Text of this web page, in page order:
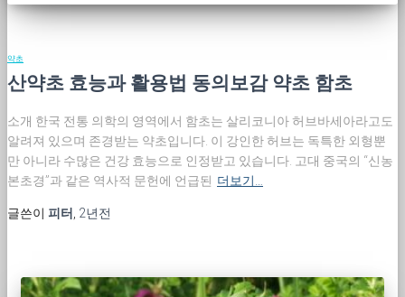
약초
산약초 효능과 활용법 동의보감 약초 함초
소개 한국 전통 의학의 영역에서 함초는 살리코니아 허브바세아라고도
알려져 있으며 존경받는 약초입니다. 이 강인한 허브는 독특한 외형뿐
만 아니라 수많은 건강 효능으로 인정받고 있습니다. 고대 중국의 “신농
본초경”과 같은 역사적 문헌에 언급된 더보기…
글쓴이 피터 2년전